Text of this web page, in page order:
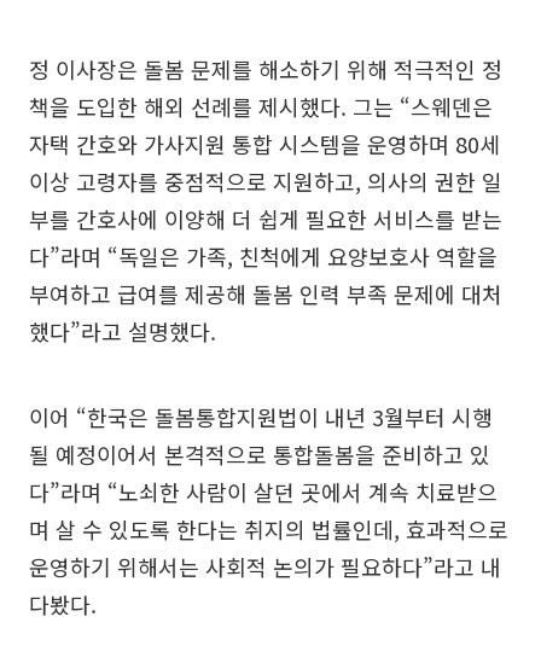
정 이사장은 돌봄 문제를 해소하기 위해 적극적인 정
책을 도입한 해외 선례를 제시했다. 그는 “스웨덴은
자택 간호와 가사지원 통합 시스템을 운영하며 80세
이상 고령자를 중점적으로 지원하고, 의사의 권한 일
부를 간호사에 이양해 더 쉽게 필요한 서비스를 받는
다”라며 “독일은 가족, 친척에게 요양보호사 역할을
부여하고 급여를 제공해 돌봄 인력 부족 문제에 대처
했다”라고 설명했다.
이어 “한국은 돌봄통합지원법이 내년 3월부터 시행
될 예정이어서 본격적으로 통합돌봄을 준비하고 있
다”라며 “노쇠한 사람이 살던 곳에서 계속 치료받으
며 살 수 있도록 한다는 취지의 법률인데, 효과적으로
운영하기 위해서는 사회적 논의가 필요하다”라고 내
다봤다.